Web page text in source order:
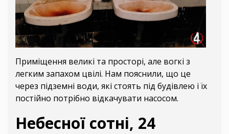
Приміщення великі та просторі, але вогкі з
легким запахом цвілі. Нам пояснили, що це
через підземні води, які стоять під будівлею і їх
постійно потрібно відкачувати насосом.
Небесної сотні, 24